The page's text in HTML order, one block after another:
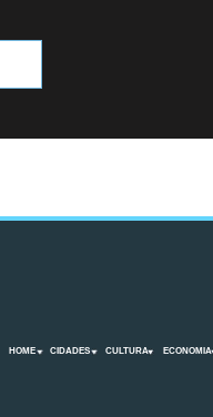
HOME CIDADES CULTURA ECONOMIA